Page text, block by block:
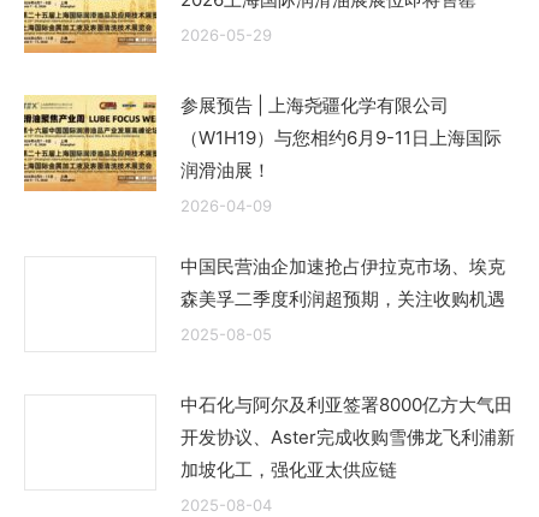
2026-05-29
参展预告 | 上海尧疆化学有限公司
（W1H19）与您相约6月9-11日上海国际
润滑油展！
2026-04-09
中国民营油企加速抢占伊拉克市场、埃克
森美孚二季度利润超预期，关注收购机遇
2025-08-05
中石化与阿尔及利亚签署8000亿方大气田
开发协议、Aster完成收购雪佛龙飞利浦新
加坡化工，强化亚太供应链
2025-08-04